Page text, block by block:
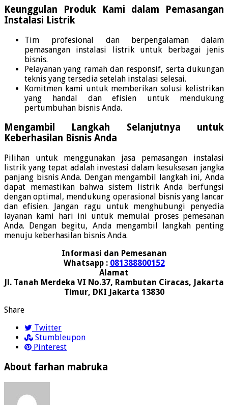
Keunggulan Produk Kami dalam Pemasangan
Instalasi Listrik
Tim profesional dan berpengalaman dalam
pemasangan instalasi listrik untuk berbagai jenis
bisnis.
Pelayanan yang ramah dan responsif, serta dukungan
teknis yang tersedia setelah instalasi selesai.
Komitmen kami untuk memberikan solusi kelistrikan
yang handal dan efisien untuk mendukung
pertumbuhan bisnis Anda.
Mengambil Langkah Selanjutnya untuk
Keberhasilan Bisnis Anda
Pilihan untuk menggunakan jasa pemasangan instalasi
listrik yang tepat adalah investasi dalam kesuksesan jangka
panjang bisnis Anda. Dengan mengambil langkah ini, Anda
dapat memastikan bahwa sistem listrik Anda berfungsi
dengan optimal, mendukung operasional bisnis yang lancar
dan efisien. Jangan ragu untuk menghubungi penyedia
layanan kami hari ini untuk memulai proses pemesanan
Anda. Dengan begitu, Anda mengambil langkah penting
menuju keberhasilan bisnis Anda.
Informasi dan Pemesanan
Whatsapp : 081388800152
Alamat
Jl. Tanah Merdeka VI No.37, Rambutan Ciracas, Jakarta
Timur, DKI Jakarta 13830
Share
Twitter
Stumbleupon
Pinterest
About farhan mabruka